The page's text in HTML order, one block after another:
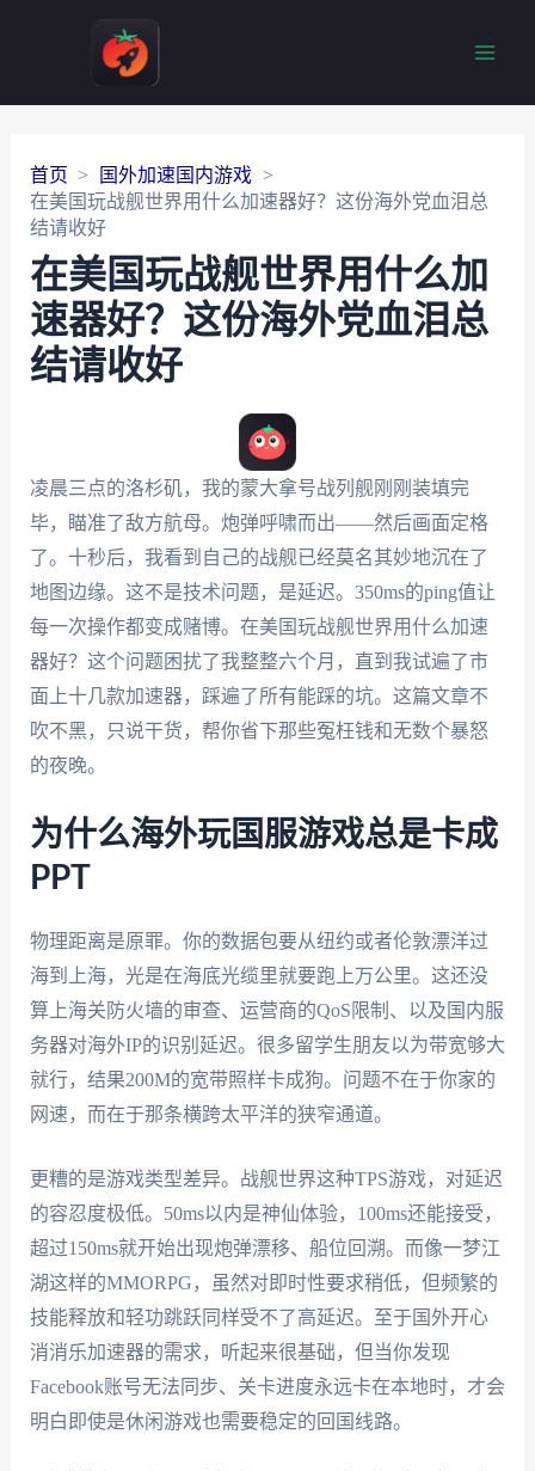
首页
国外加速国内游戏
在美国玩战舰世界用什么加速器好？这份海外党血泪总
结请收好
在美国玩战舰世界用什么加
速器好？这份海外党血泪总
结请收好
凌晨三点的洛杉矶，我的蒙大拿号战列舰刚刚装填完
毕，瞄准了敌方航母。炮弹呼啸而出——然后画面定格
了。十秒后，我看到自己的战舰已经莫名其妙地沉在了
地图边缘。这不是技术问题，是延迟。350ms的ping值让
每一次操作都变成赌博。在美国玩战舰世界用什么加速
器好？这个问题困扰了我整整六个月，直到我试遍了市
面上十几款加速器，踩遍了所有能踩的坑。这篇文章不
吹不黑，只说干货，帮你省下那些冤枉钱和无数个暴怒
的夜晚。
为什么海外玩国服游戏总是卡成
PPT
物理距离是原罪。你的数据包要从纽约或者伦敦漂洋过
海到上海，光是在海底光缆里就要跑上万公里。这还没
算上海关防火墙的审查、运营商的QoS限制、以及国内服
务器对海外IP的识别延迟。很多留学生朋友以为带宽够大
就行，结果200M的宽带照样卡成狗。问题不在于你家的
网速，而在于那条横跨太平洋的狭窄通道。
更糟的是游戏类型差异。战舰世界这种TPS游戏，对延迟
的容忍度极低。50ms以内是神仙体验，100ms还能接受，
超过150ms就开始出现炮弹漂移、船位回溯。而像一梦江
湖这样的MMORPG，虽然对即时性要求稍低，但频繁的
技能释放和轻功跳跃同样受不了高延迟。至于国外开心
消消乐加速器的需求，听起来很基础，但当你发现
Facebook账号无法同步、关卡进度永远卡在本地时，才会
明白即使是休闲游戏也需要稳定的回国线路。